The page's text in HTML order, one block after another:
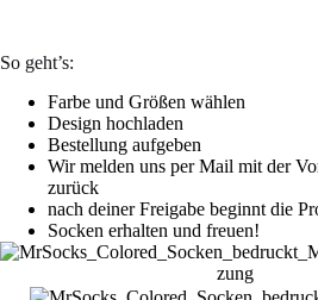
So geht’s:
Farbe und Größen wählen
Design hochladen
Bestellung aufgeben
Wir melden uns per Mail mit der
zurück
nach deiner Freigabe beginnt die
Socken erhalten und freuen!